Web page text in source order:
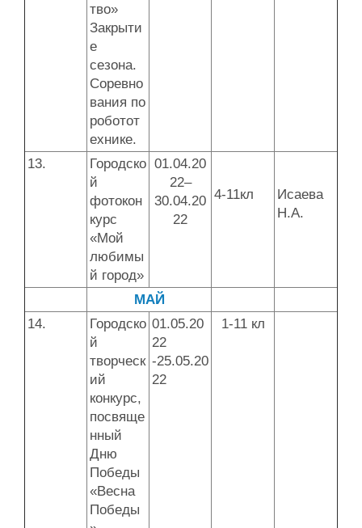
тво»
Закрыти
е
сезона.
Соревно
вания по
роботот
ехнике.
13.
Городско
й
фотокон
курс
«Мой
любимы
й город»
01.04.20
22–
30.04.20
22
4-11кл
Исаева
Н.А.
МАЙ
14.
Городско
й
творческ
ий
конкурс,
посвяще
нный
Дню
Победы
«Весна
Победы
01.05.20
22
-25.05.20
22
1-11 кл